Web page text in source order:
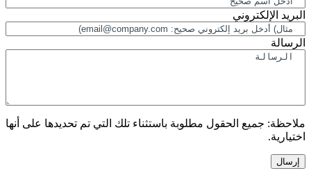
البريد الإلكتروني
الرسالة
ملاحظة: جميع الحقول مطلوبة باستثناء تلك التي تم تحديدها على أنها
اختيارية.